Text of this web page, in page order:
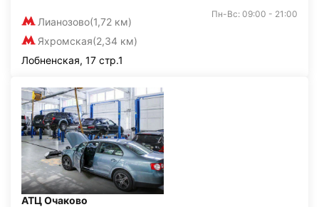
Лианозово(1,72 км)
Яхромская(2,34 км)
Пн-Вс: 09:00 - 21:00
Лобненская, 17 стр.1
АТЦ Очаково